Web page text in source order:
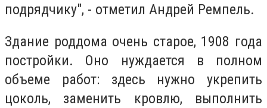
подрядчику", - отметил Андрей Ремпель.
Здание роддома очень старое, 1908 года
постройки. Оно нуждается в полном
объеме работ: здесь нужно укрепить
цоколь, заменить кровлю, выполнить